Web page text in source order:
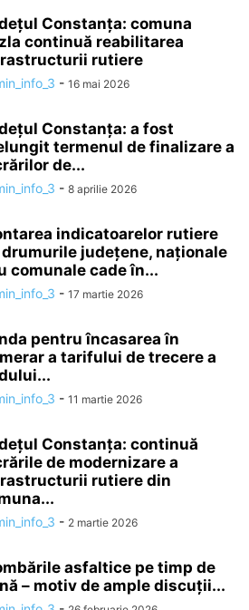
Constanța: comuna
continuă reabilitarea
rutiere
- 16 mai 2026
Constanța: a fost
termenul de finalizare a
de...
- 8 aprilie 2026
indicatoarelor rutiere
drumurile județene, naționale
comunale cade în...
- 17 martie 2026
pentru încasarea în
a tarifului de trecere a
- 11 martie 2026
Constanța: continuă
de modernizare a
rutiere din
- 2 martie 2026
asfaltice pe timp de
– motiv de ample discuții...